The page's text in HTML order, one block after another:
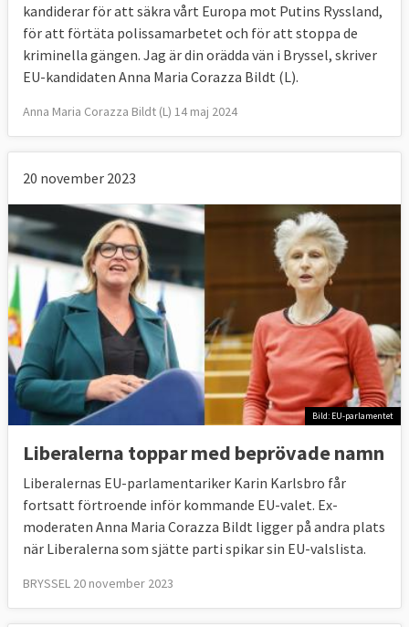
kandiderar för att säkra vårt Europa mot Putins Ryssland,
för att förtäta polissamarbetet och för att stoppa de
kriminella gängen. Jag är din orädda vän i Bryssel, skriver
EU-kandidaten Anna Maria Corazza Bildt (L).
Anna Maria Corazza Bildt (L) 14 maj 2024
20 november 2023
Bild: EU-parlamentet
Liberalerna toppar med beprövade namn
Liberalernas EU-parlamentariker Karin Karlsbro får
fortsatt förtroende inför kommande EU-valet. Ex-
moderaten Anna Maria Corazza Bildt ligger på andra plats
när Liberalerna som sjätte parti spikar sin EU-valslista.
BRYSSEL 20 november 2023